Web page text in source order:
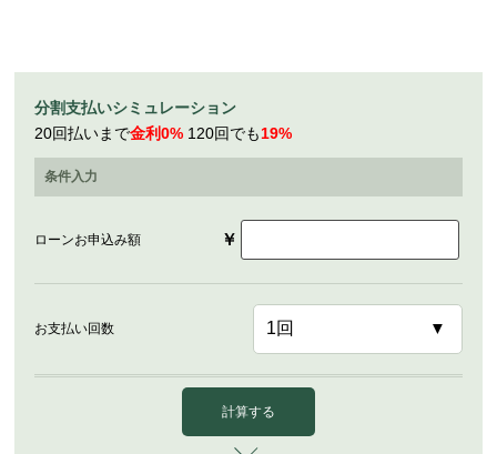
分割支払いシミュレーション
20回払いまで金利0% 120回でも19%
条件入力
ローンお申込み額 ￥
お支払い回数
計算する